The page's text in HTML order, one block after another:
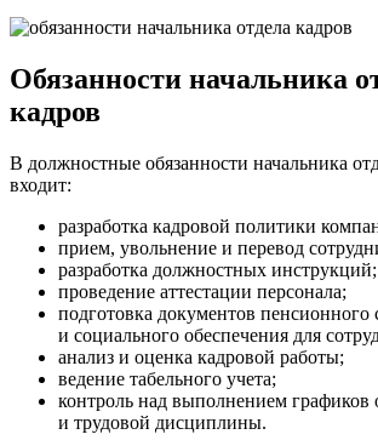
Обязанности начальника
кадров
В должностные обязанности начальника
входит:
разработка кадровой политики
прием, увольнение и перевод
разработка должностных инструкций;
проведение аттестации персонала;
подготовка документов пенсионного
и социального обеспечения для
анализ и оценка кадровой работы;
ведение табельного учета;
контроль над выполнением графиков
и трудовой дисциплины.